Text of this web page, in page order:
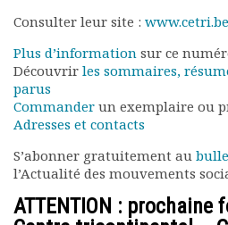
Consulter leur site : www.cetri.be
Plus d’information sur ce
Découvrir les sommaires,
parus
Commander un exemplaire ou
Adresses et contacts
S’abonner gratuitement au
l’Actualité des mouvements
ATTENTION : prochaine